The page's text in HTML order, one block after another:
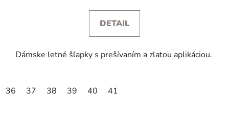
DETAIL
Dámske letné šľapky s prešívaním a zlatou aplikáciou.
36 37 38 39 40 41